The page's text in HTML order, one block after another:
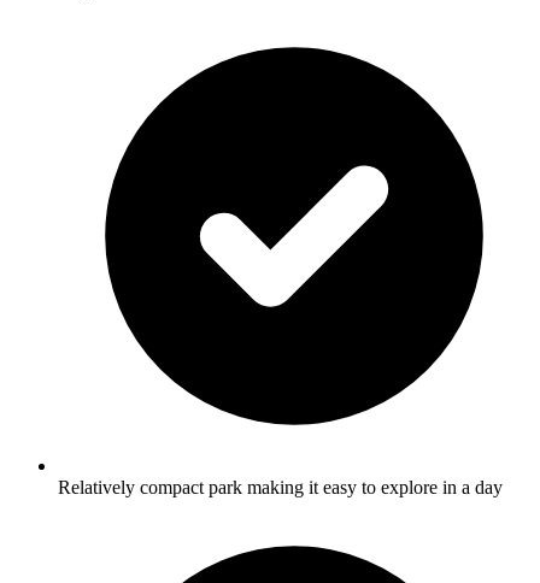
Relatively compact park making it easy to explore in a day